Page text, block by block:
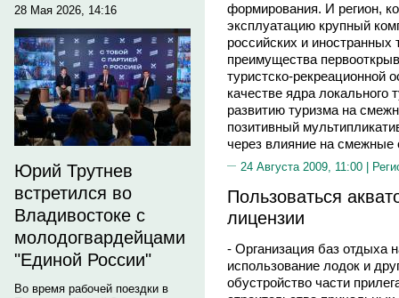
28 Мая 2026, 14:16
Юрий Трутнев
встретился во
Владивостоке с
молодогвардейцами
"Единой России"
Во время рабочей поездки в
формирования. И регион,
эксплуатацию крупный
российских и иностранных
преимущества
туристско-рекреационной
качестве ядра локального
развитию туризма на
позитивный
через влияние на смежные
24 Августа 2009, 11:00 |
Пользоваться
лицензии
- Организация баз отдыха
использование лодок и
обустройство части